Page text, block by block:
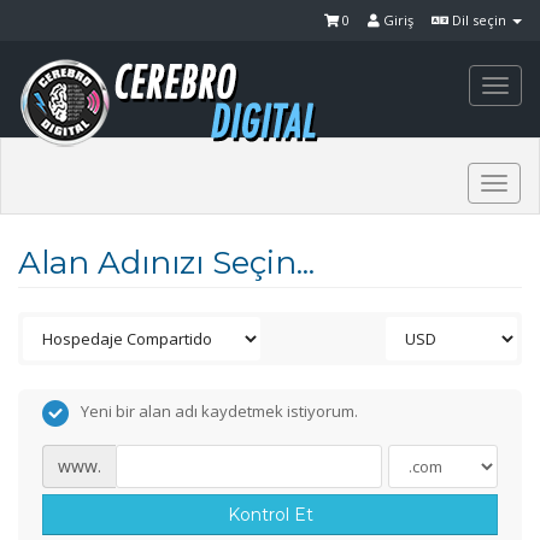
Dil seçin
Giriş
0
Alan Adınızı Seçin...
Yeni bir alan adı kaydetmek istiyorum.
www.
Kontrol Et